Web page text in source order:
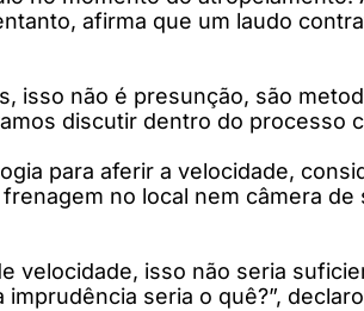
afirma que um laudo
isso não é presunção, são
discutir dentro do processo
para aferir a velocidade,
no local nem câmera
velocidade, isso não seria
seria o quê?”,